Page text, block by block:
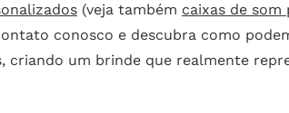
(veja também caixas de som
conosco e descubra como
criando um brinde que realmente